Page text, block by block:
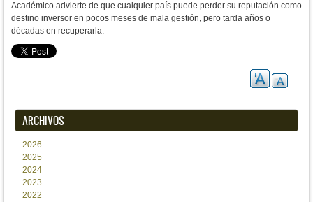
Académico advierte de que cualquier país puede perder su reputación como
destino inversor en pocos meses de mala gestión, pero tarda años o
décadas en recuperarla.
ARCHIVOS
2026
2025
2024
2023
2022